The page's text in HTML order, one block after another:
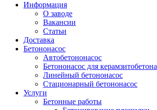
Информация
О заводе
Вакансии
Статьи
Доставка
Бетононасос
Автобетононасос
Бетононасос для керамзитобетона
Линейный бетононасос
Стационарный бетононасос
Услуги
Бетонные работы